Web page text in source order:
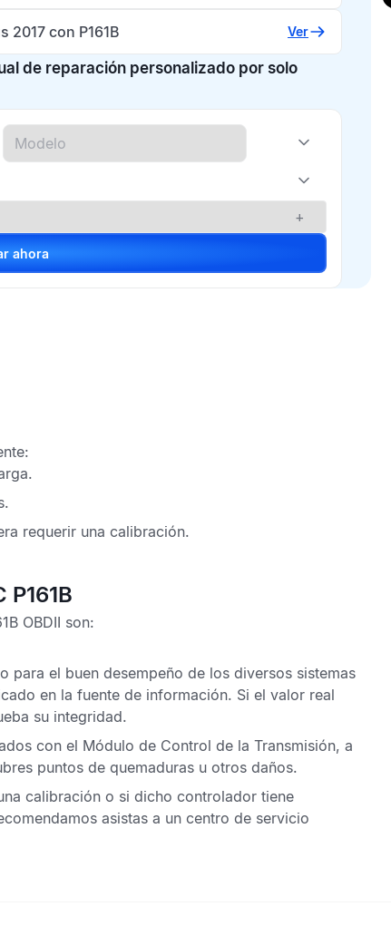
2017 con P161B Ver
de reparación personalizado por solo
+
Solicitar ahora
requerir una calibración.
OBDII son:
para el buen desempeño de los diversos sistemas
en la fuente de información. Si el valor real
su integridad.
con el Módulo de Control de la Transmisión, a
puntos de quemaduras u otros daños.
calibración o si dicho controlador tiene
asistas a un centro de servicio